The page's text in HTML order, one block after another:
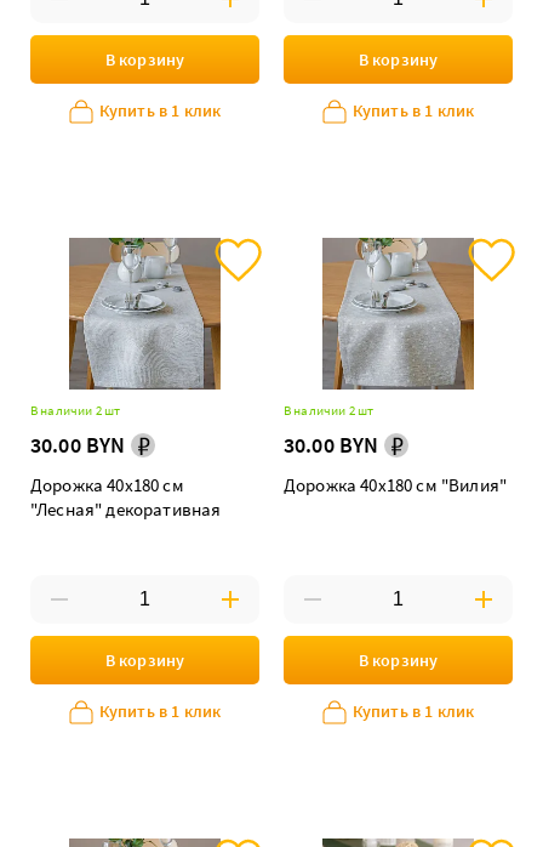
В корзину
Купить в 1 клик
В корзину
Купить в 1 клик
В наличии 2 шт
30.00 BYN
Дорожка 40х180 см
"Лесная" декоративная
В корзину
Купить в 1 клик
В наличии 2 шт
30.00 BYN
Дорожка 40х180 см "Вилия"
В корзину
Купить в 1 клик